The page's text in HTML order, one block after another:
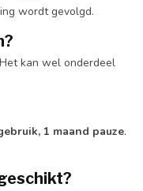
wordt gevolgd.
kan wel onderdeel
1 maand pauze.